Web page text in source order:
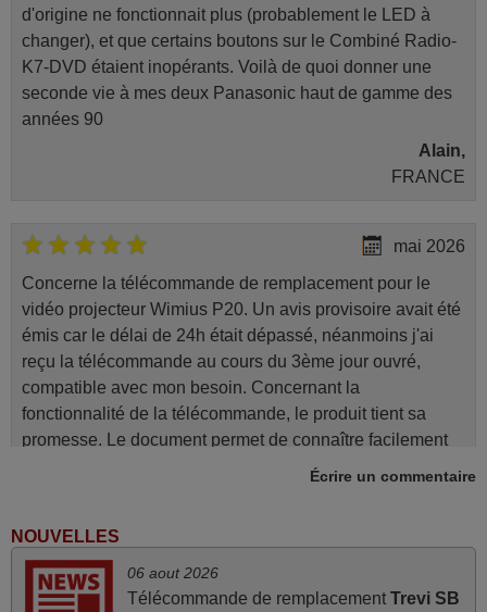
d'origine ne fonctionnait plus (probablement le LED à
changer), et que certains boutons sur le Combiné Radio-
K7-DVD étaient inopérants. Voilà de quoi donner une
seconde vie à mes deux Panasonic haut de gamme des
années 90
Alain,
FRANCE
mai 2026
Concerne la télécommande de remplacement pour le
vidéo projecteur Wimius P20. Un avis provisoire avait été
émis car le délai de 24h était dépassé, néanmoins j'ai
reçu la télécommande au cours du 3ème jour ouvré,
compatible avec mon besoin. Concernant la
fonctionnalité de la télécommande, le produit tient sa
promesse. Le document permet de connaître facilement
la fonction des différentes touches. De plus, elle est
JEAN,
Écrire un commentaire
NOUVELLES
06 aout 2026
Télécommande de remplacementTrevi SB